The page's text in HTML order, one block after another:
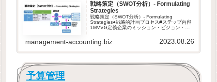
戦略策定（SWOT分析）- Formulating
Strategies
戦略策定（SWOT分析）- Formulating
Strategies●戦略的計画プロセス#ステップ内容
1MVVG定義企業のミッション・ビジョン・価
明らかにするため、企業外部の競争環境の分析
3内部...
management-accounting.biz 2023.08.26
予算管理